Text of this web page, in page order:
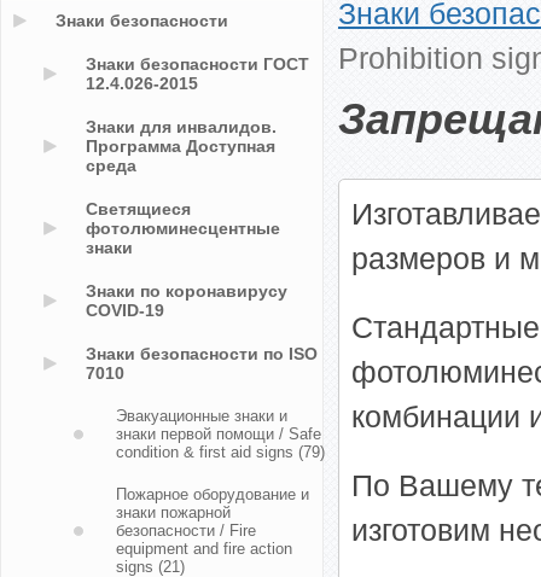
Знаки
Prohibition
размеров и
комбинации
По Вашему
изготовим
Знаки безопасности
Знаки безопасности ГОСТ
12.4.026-2015
Знаки для инвалидов.
Программа Доступная
среда
Светящиеся
фотолюминесцентные
знаки
Знаки по коронавирусу
COVID-19
Знаки безопасности по ISO
7010
Эвакуационные знаки и
знаки первой помощи / Safe
condition & first aid signs (79)
Пожарное оборудование и
знаки пожарной
безопасности / Fire
equipment and fire action
signs (21)